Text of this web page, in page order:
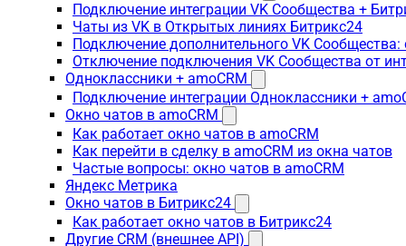
Подключение интеграции VK Сообщества +
Чаты из VK в Открытых линиях Битрикс24
Подключение дополнительного VK
Отключение подключения VK Сообщества от
Одноклассники + amoCRM
Подключение интеграции Одноклассники +
Окно чатов в amoCRM
Как работает окно чатов в amoCRM
Как перейти в сделку в amoCRM из окна чатов
Частые вопросы: окно чатов в amoCRM
Яндекс Метрика
Окно чатов в Битрикс24
Как работает окно чатов в Битрикс24
Другие CRM (внешнее API)